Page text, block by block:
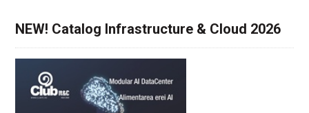
NEW! Catalog Infrastructure & Cloud 2026